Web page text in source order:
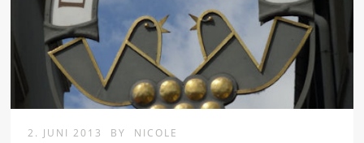
2. JUNI 2013 BY NICOLE